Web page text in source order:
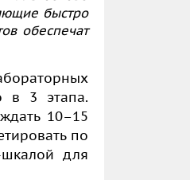
быстро
обеспечат
в 3 этапа.
10–15
по
для